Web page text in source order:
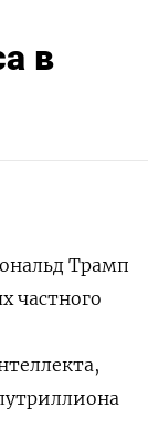
в
Трамп
частного